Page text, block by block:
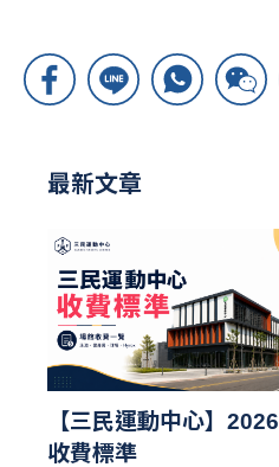
最新文章
【三民運動中心】2026
收費標準